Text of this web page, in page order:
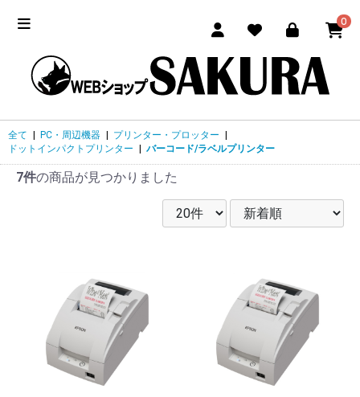
0
全て PC・周辺機器 プリンター・プロッター
ドットインパクトプリンター
バーコード/ラベルプリンター
7件の商品が見つかりました